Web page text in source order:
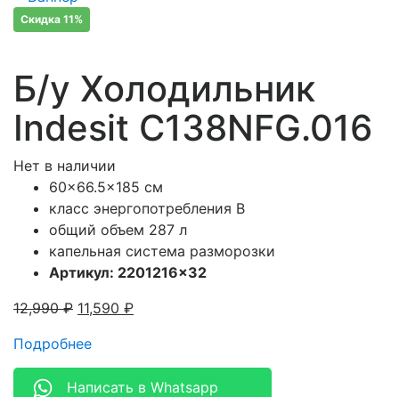
Скидка 11%
Б/у Холодильник
Indesit C138NFG.016
Нет в наличии
60×66.5×185 см
класс энергопотребления B
общий объем 287 л
капельная система разморозки
Артикул: 2201216×32
12,990₽ 11,590 ₽
Подробнее
Написать в Whatsapp